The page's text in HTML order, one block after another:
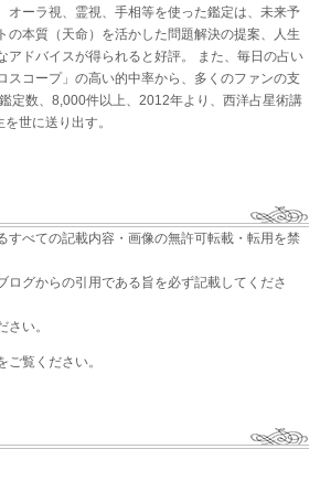
オーラ視、霊視、手相等を使った鑑定は、未来予
の本質（天命）を活かした問題解決の提案、人生
アドバイスが得られると好評。 また、毎日の占い
スコープ」の高い的中率から、多くのファンの支
定数、8,000件以上、2012年より、西洋占星術講
世に送り出す。
すべての記載内容・画像の無許可転載・転用を禁
ログからの引用である旨を必ず記載してくださ
さい。
ご覧ください。